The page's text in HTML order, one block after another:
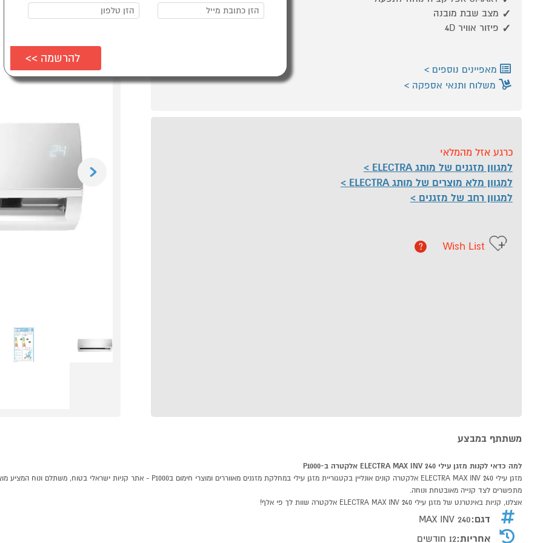
Previous
מצב שבת מובנה
פיזור אוויר 4D
מאפיינים נוספים
משלוח ותנאי אספקה
כרגע אזל מהמלאי
למגוון מזגנים של מותג ELECTRA
למגוון מלא מוצרים של מותג ELECTRA
למגוון רחב של מזגנים
Wish List
?
משתתף במבצע
למה כדאי לקנות מזגן עילי ELECTRA MAX INV 240 אלקטרה ב-P1000
מתפשרים לצד קנייה מאובטחת ונוחה.
אצלנו, קניות באינטרנט של מזגן עילי ELECTRA MAX INV 240 אלקטרה שוות לך פי אלף!
דגם:MAX INV 240
אחריות:12 חודשים